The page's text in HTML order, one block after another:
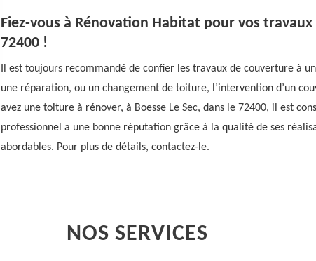
Fiez-vous à Rénovation Habitat pour vos travaux
72400 !
Il est toujours recommandé de confier les travaux de couverture à
une réparation, ou un changement de toiture, l’intervention d’un
avez une toiture à rénover, à Boesse Le Sec, dans le 72400, il est
professionnel a une bonne réputation grâce à la qualité de ses
abordables. Pour plus de détails, contactez-le.
NOS SERVICES